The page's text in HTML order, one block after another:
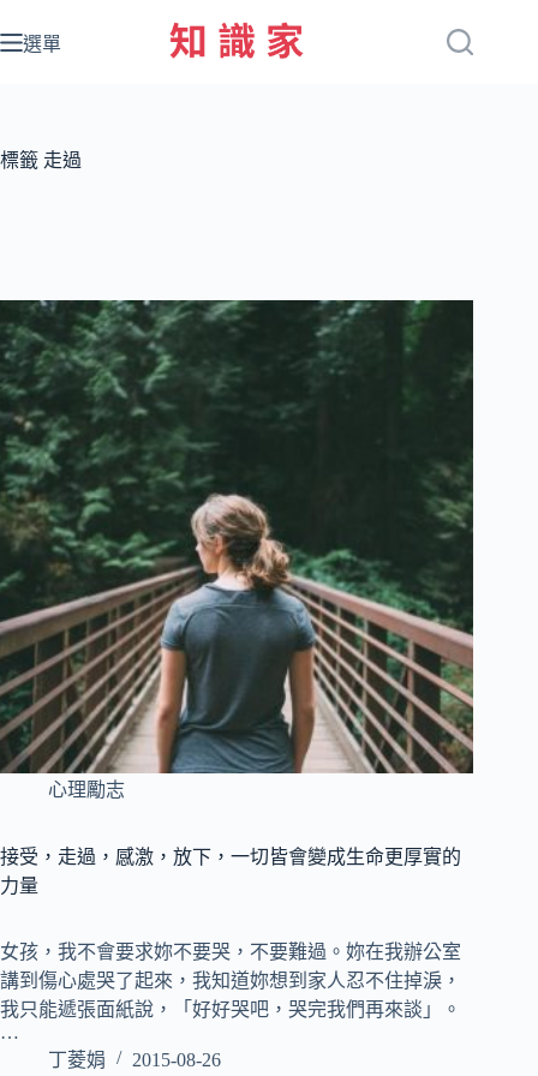
至
容
選單
標籤 走過
心理勵志
接受，走過，感激，放下，一切皆會變成生命更厚實的
力量
女孩，我不會要求妳不要哭，不要難過。妳在我辦公室
講到傷心處哭了起來，我知道妳想到家人忍不住掉淚，
我只能遞張面紙說，「好好哭吧，哭完我們再來談」。
…
丁菱娟
2015-08-26